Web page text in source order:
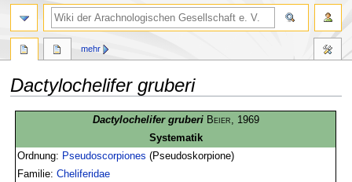
Dactylochelifer gruberi
springen
springen
Dactylochelifer gruberi Beier , 1969
Systematik
Ordnung: Pseudoscorpiones (Pseudoskorpione)
Familie:Cheliferidae
mehr